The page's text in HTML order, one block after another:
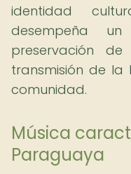
identidad
desempeña
preservación
transmisión de la
comunidad.
Música
Paraguaya